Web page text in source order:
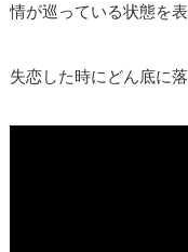
情が巡っている状態を表
失恋した時にどん底に